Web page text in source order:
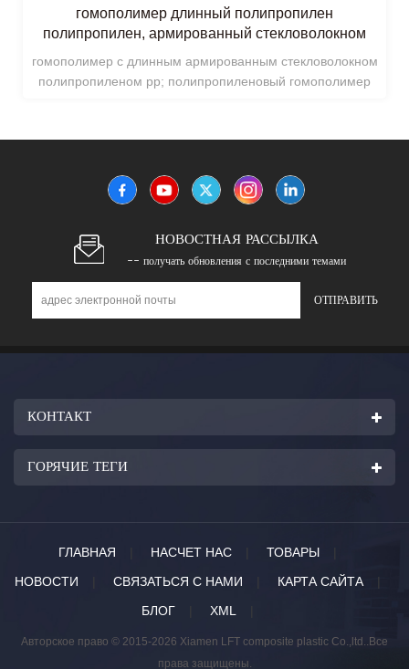
гомополимер длинный полипропилен
полипропилен, армированный стекловолокном
гомополимер с длинным армированным стекловолокном
полипропиленом pp; полипропиленовый гомополимер
хорошей механической прочностью и термостойкостью.
НОВОСТНАЯ РАССЫЛКА
-- получать обновления с последними темами
КОНТАКТ
ГОРЯЧИЕ ТЕГИ
ГЛАВНАЯ НАСЧЕТ НАС ТОВАРЫ
НОВОСТИ
СВЯЗАТЬСЯ С НАМИ КАРТА САЙТА
|
БЛОГ
XML
Авторское право © 2015-2026 Xiamen LFT composite plastic Co.,ltd..Все
права защищены.